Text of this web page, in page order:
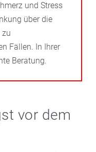
und Stress
über die
zu
Fällen. In Ihrer
Beratung.
vor dem